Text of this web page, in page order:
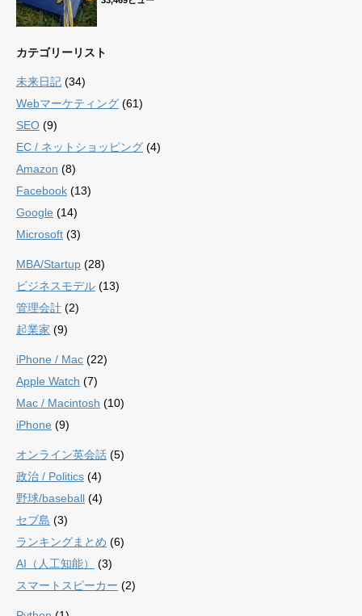
カテゴリーリスト
未来日記 (34)
Webマーケティング (61)
SEO (9)
EC / ネットショッピング (4)
Amazon (8)
Facebook (13)
Google (14)
Microsoft (3)
MBA/Startup (28)
ビジネスモデル (13)
管理会計 (2)
起業家 (9)
iPhone / Mac (22)
Apple Watch (7)
Mac / Macintosh (10)
iPhone (9)
オンライン英会話 (5)
政治 / Politics (4)
野球/baseball (4)
セブ島 (3)
ランキングまとめ (6)
AI（人工知能）
(3)
スマートスピーカー (2)